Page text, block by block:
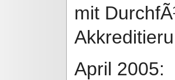
mit
April 2005: